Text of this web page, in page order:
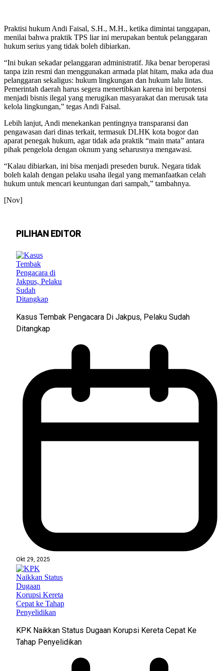
Praktisi hukum Andi Faisal, S.H., M.H., ketika dimintai tanggapan,
menilai bahwa praktik TPS liar ini merupakan bentuk pelanggaran
hukum serius yang tidak boleh dibiarkan.
“Ini bukan sekadar pelanggaran administratif. Jika benar beroperasi
tanpa izin resmi dan menggunakan armada plat hitam, maka ada dua
pelanggaran sekaligus: hukum lingkungan dan hukum lalu lintas.
Pemerintah daerah harus segera menertibkan karena ini berpotensi
menjadi bisnis ilegal yang merugikan masyarakat dan merusak tata
kelola lingkungan,” tegas Andi Faisal.
Lebih lanjut, Andi menekankan pentingnya transparansi dan
pengawasan dari dinas terkait, termasuk DLHK kota bogor dan
aparat penegak hukum, agar tidak ada praktik “main mata” antara
pihak pengelola dengan oknum yang seharusnya mengawasi.
“Kalau dibiarkan, ini bisa menjadi preseden buruk. Negara tidak
boleh kalah dengan pelaku usaha ilegal yang memanfaatkan celah
hukum untuk mencari keuntungan dari sampah,” tambahnya.
[Nov]
PILIHAN EDITOR
Kasus Tembak Pengacara Di Jakpus, Pelaku Sudah
Ditangkap
Okt 29, 2025
KPK Naikkan Status Dugaan Korupsi Kereta Cepat Ke
Tahap Penyelidikan